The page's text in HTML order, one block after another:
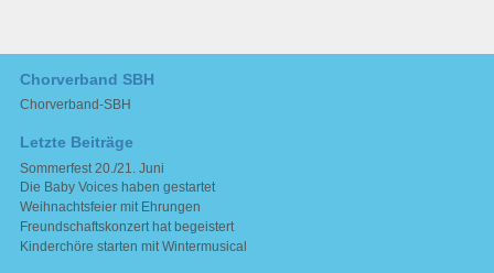
Chorverband SBH
Chorverband-SBH
Letzte Beiträge
Sommerfest 20./21. Juni
Die Baby Voices haben gestartet
Weihnachtsfeier mit Ehrungen
Freundschaftskonzert hat begeistert
Kinderchöre starten mit Wintermusical